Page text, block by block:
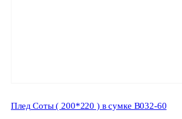
Плед Соты ( 200*220 ) в сумке В032-60